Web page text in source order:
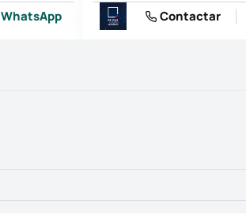
WhatsApp
Contactar